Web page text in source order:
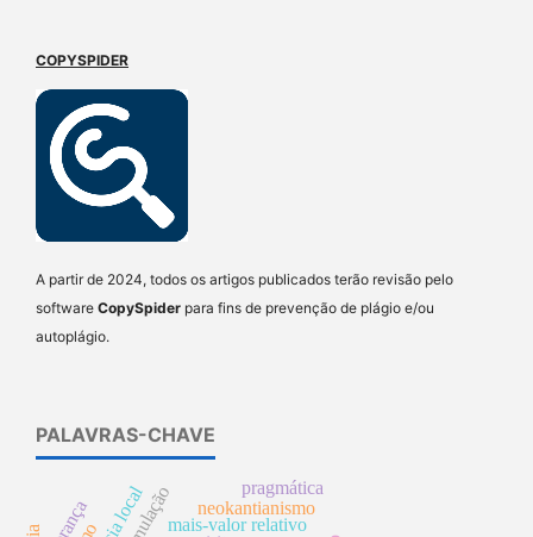
COPYSPIDER
A partir de 2024, todos os artigos publicados terão revisão pelo
software CopySpider para fins de prevenção de plágio e/ou
autoplágio.
PALAVRAS-CHAVE
mais-valor relativo
neokantianismo
pragmática